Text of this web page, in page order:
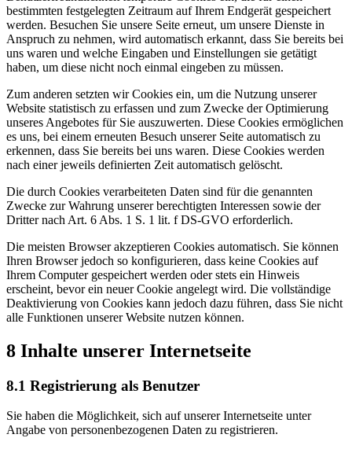
bestimmten festgelegten Zeitraum auf Ihrem Endgerät gespeichert
werden. Besuchen Sie unsere Seite erneut, um unsere Dienste in
Anspruch zu nehmen, wird automatisch erkannt, dass Sie bereits bei
uns waren und welche Eingaben und Einstellungen sie getätigt
haben, um diese nicht noch einmal eingeben zu müssen.
Zum anderen setzten wir Cookies ein, um die Nutzung unserer
Website statistisch zu erfassen und zum Zwecke der Optimierung
unseres Angebotes für Sie auszuwerten. Diese Cookies ermöglichen
es uns, bei einem erneuten Besuch unserer Seite automatisch zu
erkennen, dass Sie bereits bei uns waren. Diese Cookies werden
nach einer jeweils definierten Zeit automatisch gelöscht.
Die durch Cookies verarbeiteten Daten sind für die genannten
Zwecke zur Wahrung unserer berechtigten Interessen sowie der
Dritter nach Art. 6 Abs. 1 S. 1 lit. f DS-GVO erforderlich.
Die meisten Browser akzeptieren Cookies automatisch. Sie können
Ihren Browser jedoch so konfigurieren, dass keine Cookies auf
Ihrem Computer gespeichert werden oder stets ein Hinweis
erscheint, bevor ein neuer Cookie angelegt wird. Die vollständige
Deaktivierung von Cookies kann jedoch dazu führen, dass Sie nicht
alle Funktionen unserer Website nutzen können.
8 Inhalte unserer Internetseite
8.1 Registrierung als Benutzer
Sie haben die Möglichkeit, sich auf unserer Internetseite unter
Angabe von personenbezogenen Daten zu registrieren.